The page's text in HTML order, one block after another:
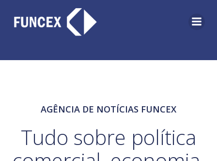
AGÊNCIA DE NOTÍCIAS FUNCEX
Tudo sobre política